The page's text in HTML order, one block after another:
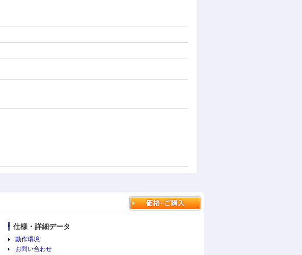
仕様・詳細データ
動作環境
お問い合わせ